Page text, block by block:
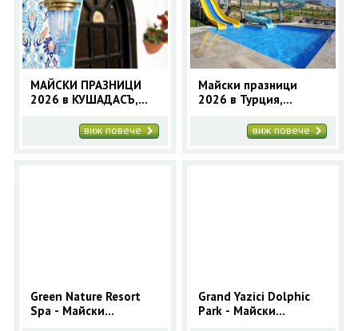
ЗА НАС
КОНТАКТИ
ФИРМЕНИ ДОКУМЕНТИ
0700 144 34 Запитване
МАЙСКИ ПРАЗНИЦИ
2026 в КУШАДАСЪ,
Почивка в Кушадасъ
виж повече
Майски празници
2026 в Турция,
нощувки виж повече
Green Nature Resort
Spa - Майски
Grand Yazici Dolphic
Park - Майски